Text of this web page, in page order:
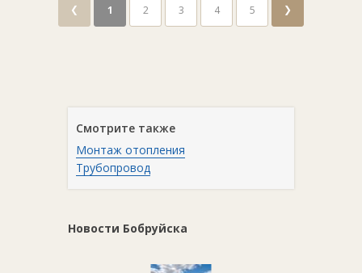
❮ 1 2 3 4 5 ❯
Смотрите также
Монтаж отопления
Трубопровод
Новости Бобруйска